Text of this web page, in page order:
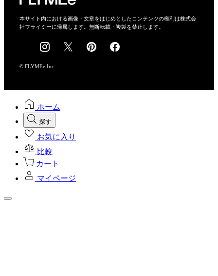
会社概要
採用情報
本サイト内における画像・文章をはじめとしたコンテンツの権利は株式会
社フライミーに帰属します。無断転載・複製を禁止します。
© FLYMEe Inc.
ホーム
探す
お気に入り
比較
カート
マイページ